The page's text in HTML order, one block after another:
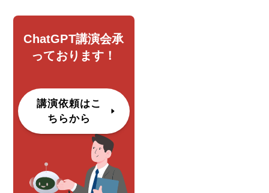
ChatGPT講演会承
っております！
講演依頼はこ
ちらから